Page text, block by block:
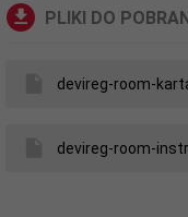
PLIKI DO
devireg-room-
devireg-room-